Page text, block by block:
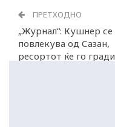
ПРЕТХОДНО
„Журнал“: Кушнер се
повлекува од Сазан,
ресортот ќе го гради